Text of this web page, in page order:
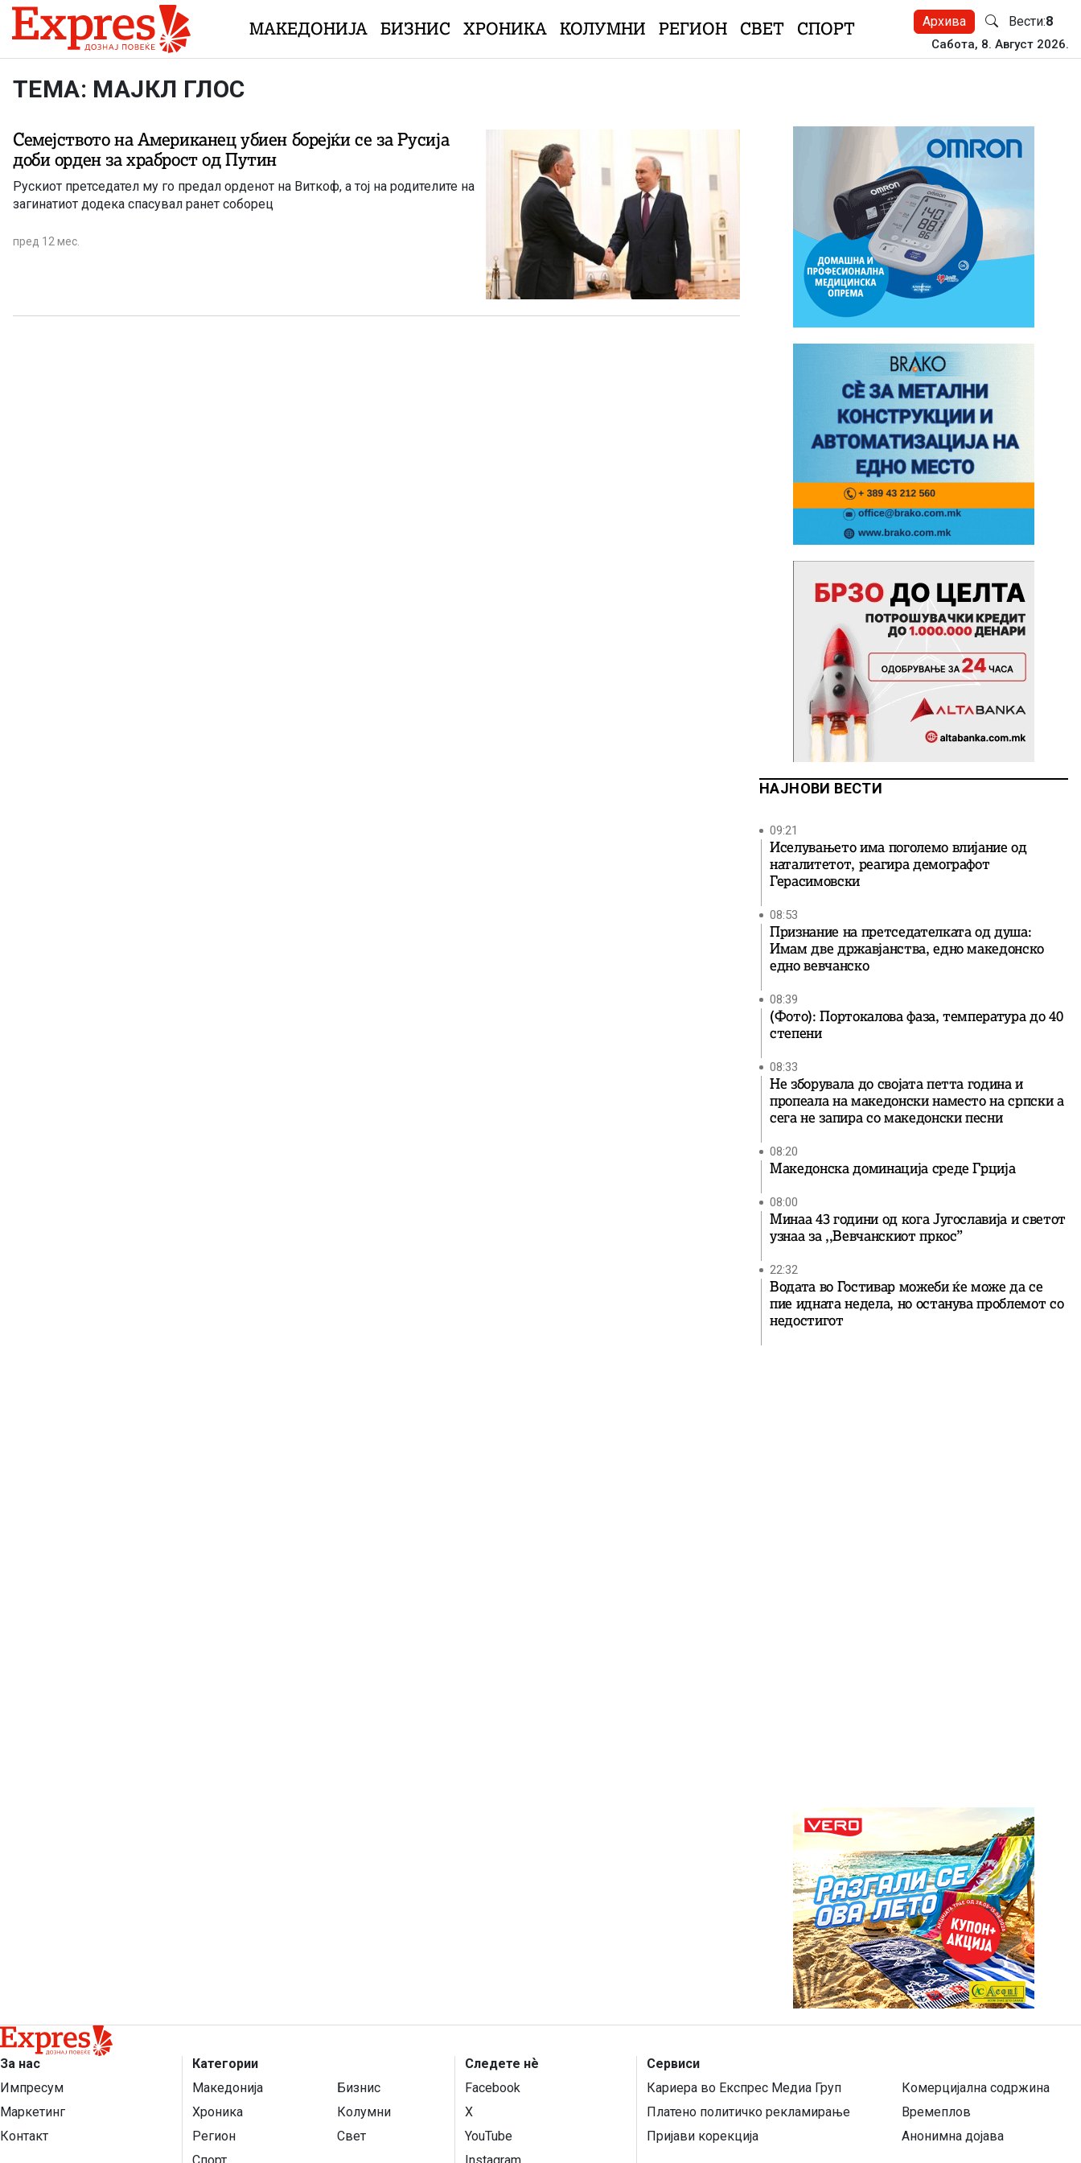
Skip to content
МАКЕДОНИЈА БИЗНИС ХРОНИКА КОЛУМНИ РЕГИОН СВЕТ СПОРТ Архива Вести:8
Сабота, 8. Август 2026.
ТЕМА: МАЈКЛ ГЛОС
Семејството на Американец убиен борејќи се за Русија
доби орден за храброст од Путин
Рускиот претседател му го предал орденот на Виткоф, а тој на родителите на
загинатиот додека спасувал ранет соборец
пред 12 мес.
НАЈНОВИ ВЕСТИ
09:21
Иселувањето има поголемо влијание од
наталитетот, реагира демографот
Герасимовски
08:53
Признание на претседателката од душа:
Имам две државјанства, едно македонско
едно вевчанско
08:39
(Фото): Портокалова фаза, температура до 40
степени
08:33
Не зборувала до својата петта година и
пропеала на македонски наместо на српски а
сега не запира со македонски песни
08:20
Македонска доминација среде Грција
08:00
Минаа 43 години од кога Југославија и светот
узнаа за ,,Вевчанскиот пркос”
22:32
Водата во Гостивар можеби ќе може да се
пие идната недела, но останува проблемот со
недостигот
За нас
Импресум
Маркетинг
Контакт
Категории
Македонија
Бизнис
Хроника
Колумни
Регион
Свет
Следете нѐ
Facebook
X
YouTube
Сервиси
Кариера во Експрес Медиа Груп
Комерцијална содржина
Платено политичко рекламирање
Времеплов
Пријави корекција
Анонимна дојава